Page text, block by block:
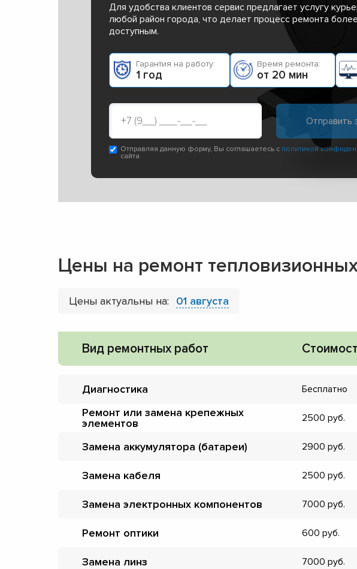
Для удобства клиентов сервис предлагает услугу
любой район города, что делает процесс ремонта
доступным.
Гарантия на работу:
1 год
Время ремонта:
от 20 мин
Отправляя данную форму, Вы соглашаетесь с политикой
сайта
Цены на ремонт
Цены актуальны на: 01 августа
Вид ремонтных работ
Диагностика Бесплатно
Ремонт или замена крепежных
элементов
2500
Замена аккумулятора (батареи) 2900
Замена кабеля 2500
Замена электронных компонентов 7000
Ремонт оптики 600
Замена линз 7000